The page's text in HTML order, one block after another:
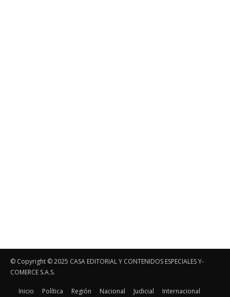
© Copyright ©️ 2025 CASA EDITORIAL Y CONTENIDOS ESPECIALES Y-
COMERCE S.A.S.
Inicio Política Región Nacional Judicial Internacional